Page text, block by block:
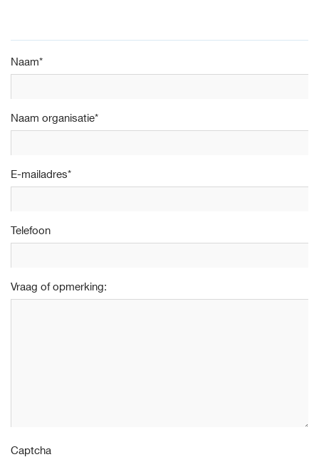
Naam*
Naam organisatie*
E-mailadres*
Telefoon
Vraag of opmerking:
Captcha